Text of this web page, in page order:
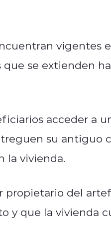
vigentes
que se extienden
acceder a
su antiguo
la vivienda.
propietario del
y que la vivienda